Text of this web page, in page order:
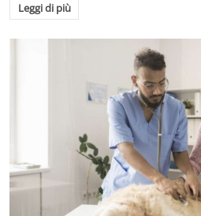
Leggi di più